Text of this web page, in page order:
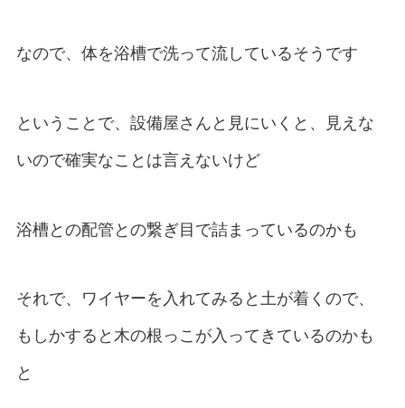
なので、体を浴槽で洗って流しているそうです
ということで、設備屋さんと見にいくと、見えな
いので確実なことは言えないけど
浴槽との配管との繋ぎ目で詰まっているのかも
それで、ワイヤーを入れてみると土が着くので、
もしかすると木の根っこが入ってきているのかも
と